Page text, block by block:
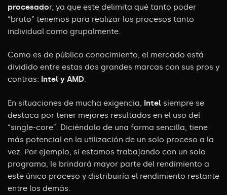
procesador, ya que este delimita qué tanto poder
“bruto” tenemos para realizar los procesos tanto
individual como grupalmente.
Como es de público conocimiento, el mercado está
dividido entre estas dos grandes marcas con sus pros y
contras: Intel y AMD.
En situaciones de mucha exigencia, Intel siempre se
destaca por tener mejores resultados en el uso del
“single-core”. Diciéndolo de una forma sencilla, tiene
más potencial en la utilización de un solo proceso a la
vez. Por ejemplo, si estamos trabajando con un solo
programa, le brindará mayor parte del rendimiento a
este único proceso y distribuiría el rendimiento restante
entre los demás.